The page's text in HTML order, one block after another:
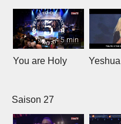
5 min
You are Holy Yeshua
Saison 27